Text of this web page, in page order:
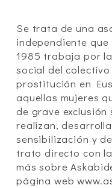
Se trata de una
independiente
1985 trabaja por
social del
prostitución en
aquellas mujeres
de grave
realizan,
sensibilización y
trato directo con
más sobre
página web